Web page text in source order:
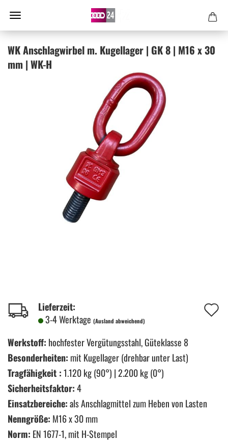
WK An­schlag­wir­bel m. Ku­gel­la­ger | GK 8 | M16 x 30
mm | WK-H
Lieferzeit:
3-4 Werktage (Ausland abweichend)
Werkstoff: hochfester Vergütungsstahl, Güteklasse 8
Besonderheiten: mit Kugellager (drehbar unter Last)
Tragfähigkeit :1.120 kg (90°) | 2.200 kg (0°)
Sicherheitsfaktor:4
Einsatzbereiche:als Anschlagmittel zum Heben von Lasten
Nenngröße: M16 x 30 mm
Norm: EN 1677-1, mit H-Stempel